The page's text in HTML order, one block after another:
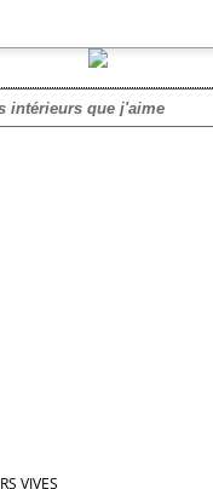
intérieurs que j'aime
VIVES